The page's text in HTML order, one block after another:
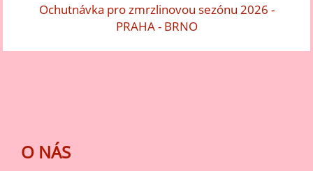
Ochutnávka pro zmrzlinovou sezónu 2026 -
PRAHA - BRNO
O NÁS